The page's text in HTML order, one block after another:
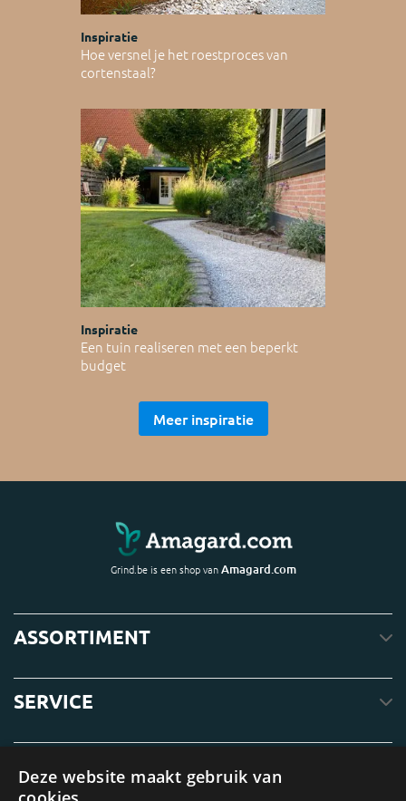
Inspiratie
Hoe versnel je het roestproces van
cortenstaal?
Inspiratie
Een tuin realiseren met een beperkt
budget
Meer inspiratie
Grind.be is een shop vanAmagard.com
ASSORTIMENT
SERVICE
OVER ONS
Deze website maakt gebruik van